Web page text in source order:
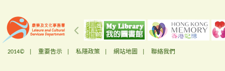
2014© | 重要告示 私隱政策 網站地圖 聯絡我們